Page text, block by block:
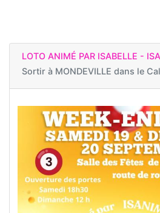
LOTO ANIMÉ PAR ISABELLE -
Sortir à MONDEVILLE dans le